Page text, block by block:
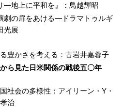
—地上に平和を』：鳥越輝昭
劇の扉をあける—ドラマトゥルギ
光展
豊かさを考える：古岩井嘉蓉子
ら見た日米関係の戦後五〇年
社会の多様性：アイリーン・Y・
治